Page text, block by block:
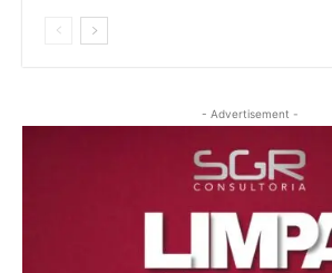
- Advertisement -